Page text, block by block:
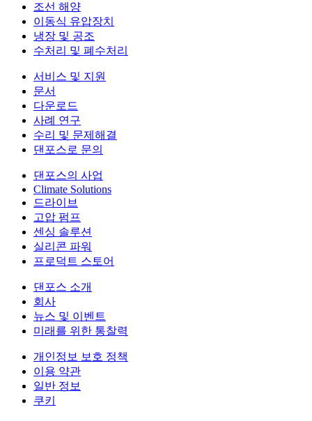
조선 해양
이동식 유압장치
냉장 및 공조
수처리 및 폐수처리
서비스 및 지원
문서
다운로드
사례 연구
수리 및 문제해결
댄포스로 문의
댄포스의 사업
Climate Solutions
드라이브
고압 펌프
센싱 솔루션
실리콘 파워
프로덕트 스토어
댄포스 소개
회사
뉴스 및 이벤트
미래를 위한 통찰력
개인정보 보호 정책
이용 약관
일반 정보
쿠키